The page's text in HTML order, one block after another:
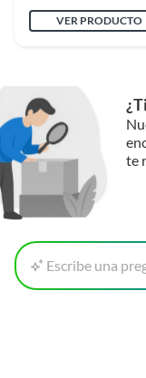
VER PRODUCTO
te
Escribe una